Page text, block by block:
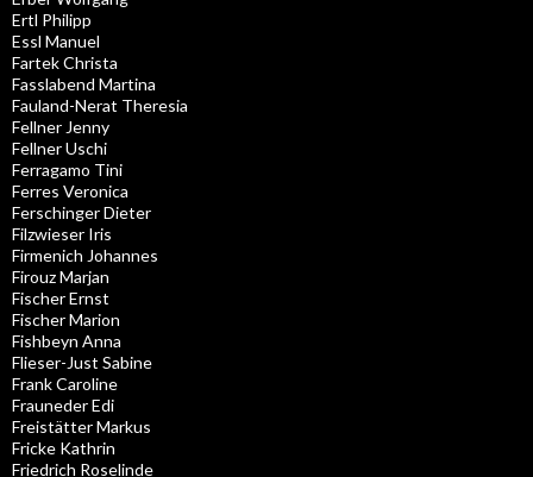
Ertl Philipp
Essl Manuel
Fartek Christa
Fasslabend Martina
Fauland-Nerat Theresia
Fellner Jenny
Fellner Uschi
Ferragamo Tini
Ferres Veronica
Ferschinger Dieter
Filzwieser Iris
Firmenich Johannes
Firouz Marjan
Fischer Ernst
Fischer Marion
Fishbeyn Anna
Flieser-Just Sabine
Frank Caroline
Frauneder Edi
Freistätter Markus
Fricke Kathrin
Friedrich Roselinde